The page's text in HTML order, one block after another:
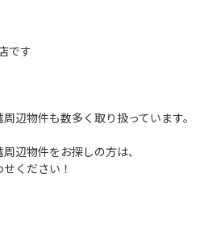
です
辺物件も数多く取り扱っています。
辺物件をお探しの方は、
ください！